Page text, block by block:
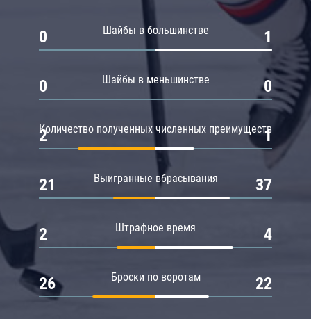
Шайбы в большинстве
0 1
Шайбы в меньшинстве
0 0
Количество полученных численных преимуществ
2 1
Выигранные вбрасывания
21 37
Штрафное время
2 4
Броски по воротам
26 22